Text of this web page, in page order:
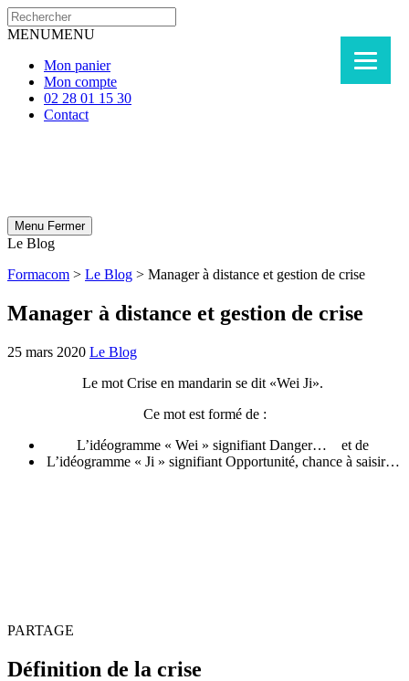
MENUMENU
Mon panier
Mon compte
02 28 01 15 30
Contact
Menu Fermer
Le Blog
Formacom > Le Blog > Manager à distance et gestion de crise
Manager à distance et gestion de crise
25 mars 2020 Le Blog
Le mot Crise en mandarin se dit «Wei Ji».
Ce mot est formé de :
L’idéogramme « Wei » signifiant Danger…
et de
L’idéogramme « Ji » signifiant Opportunité, chance à saisir…
PARTAGE
Définition de la crise